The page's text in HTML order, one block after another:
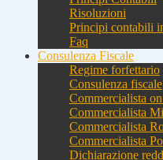
Risoluzioni
Principi contabili
Faq
Consulenza Fiscale
Regime forfettario
Consulenza fiscale
Commercialista
Commercialista
Commercialista
Commercialista
Dichiarazione